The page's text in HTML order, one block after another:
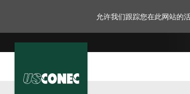
允许我们跟踪您在此网站的